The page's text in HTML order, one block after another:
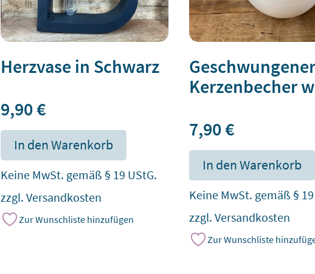
Herzvase in Schwarz
9,90€
In den Warenkorb
Keine MwSt. gemäß § 19 UStG.
zzgl. Versandkosten
Zur Wunschliste hinzufügen
Geschwungener
Kerzenbecher
7,90€
In den Warenkorb
Keine MwSt. gemäß §
zzgl. Versandkosten
Zur Wunschliste